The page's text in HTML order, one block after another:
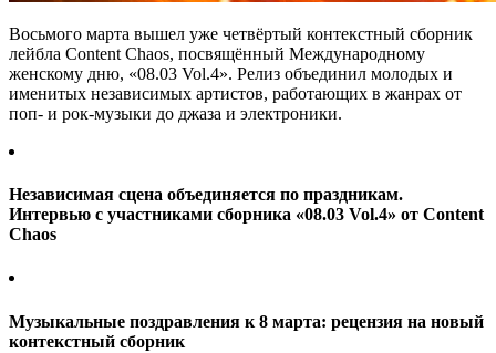
Восьмого марта вышел уже четвёртый контекстный сборник
лейбла Content Chaos, посвящённый Международному
женскому дню, «08.03 Vol.4». Релиз объединил молодых и
именитых независимых артистов, работающих в жанрах от
поп- и рок-музыки до джаза и электроники.
Независимая сцена объединяется по праздникам.
Интервью с участниками сборника «08.03 Vol.4» от Content
Chaos
Музыкальные поздравления к 8 марта: рецензия на новый
контекстный сборник